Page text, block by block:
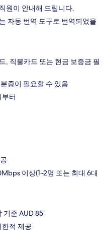
원이 안내해 드립니다.
자동 번역 도구로 번역되었을
, 직불카드 또는 현금 보증금 필
증이 필요할 수 있음
터
이상(1~2명 또는 최대 6대
기준 AUD 85
적 제공